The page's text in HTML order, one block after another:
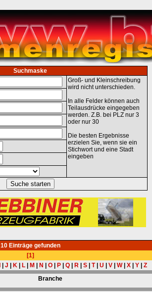
Suchmaske
Groß- und Kleinschreibung
wird nicht unterschieden.
In alle Felder können auch
Teilausdrücke eingegeben
werden. Z.B. bei PLZ nur 3
oder nur 30
Die besten Ergebnisse
erzielen Sie, wenn sie ein
Stichwort und eine Stadt
eingeben
10 Einträge gefunden
[1]
J K| L| M N O| P| Q| R| S| T| U V| W| X| Y| Z
Branche